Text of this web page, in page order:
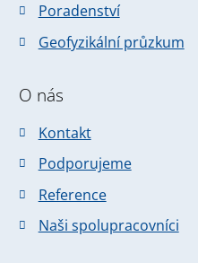
Poradenství
Geofyzikální průzkum
O nás
Kontakt
Podporujeme
Reference
Naši spolupracovníci